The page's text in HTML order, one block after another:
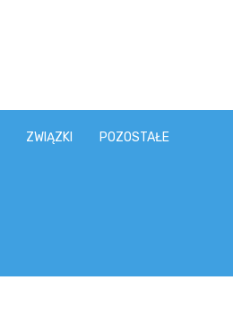
ZWIĄZKI POZOSTAŁE